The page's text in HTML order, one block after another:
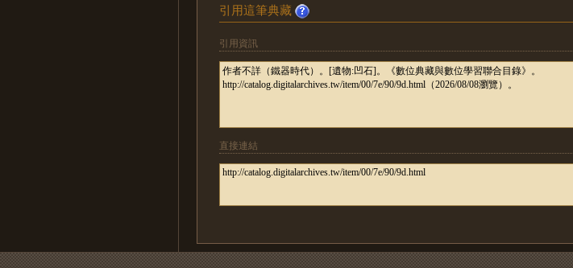
引用這筆典藏
引用資訊
直接連結